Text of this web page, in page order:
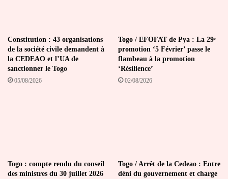
Constitution : 43 organisations
de la société civile demandent à
la CEDEAO et l’UA de
sanctionner le Togo
05/08/2026
Togo / EFOFAT de Pya : La 29ᵉ
promotion ‘5 Février’ passe le
flambeau à la promotion
‘Résilience’
02/08/2026
Togo : compte rendu du conseil
des ministres du 30 juillet 2026
Togo / Arrêt de la Cedeao : Entre
déni du gouvernement et charge